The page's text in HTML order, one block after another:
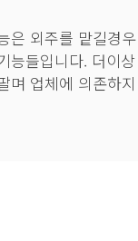
은 외주를 맡길경우
능들입니다. 더이상
며 업체에 의존하지